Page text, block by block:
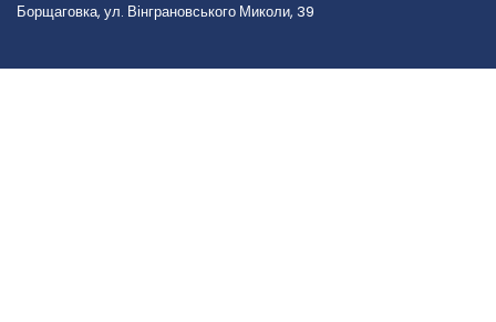
Борщаговка, ул. Вінграновського Миколи, 39